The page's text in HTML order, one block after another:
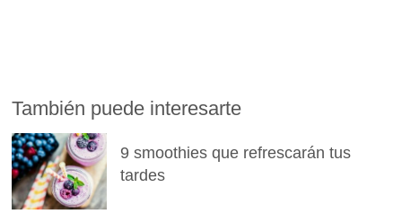
También puede interesarte
9 smoothies que refrescarán tus
tardes